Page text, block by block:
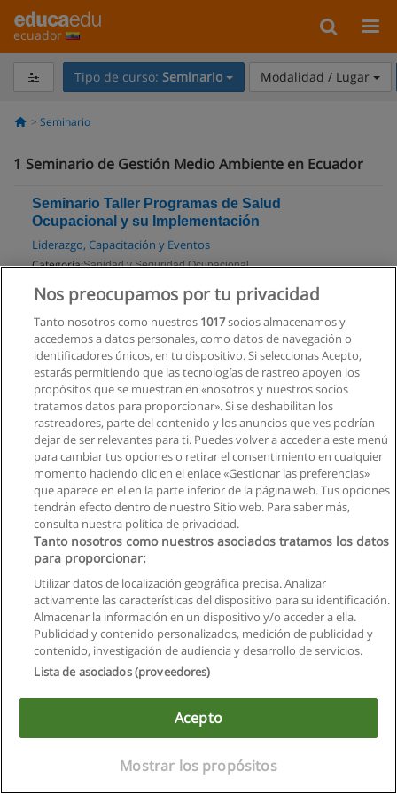
ecuador
Tipo de curso: Seminario Modalidad / Lugar
Seminario
1 Seminario de Gestión Medio Ambiente en Ecuador
Seminario Taller Programas de Salud
Ocupacional y su Implementación
Liderazgo, Capacitación y Eventos
Categoría:Sanidad y Seguridad Ocupacional
Modalidad:
Solicita información
Reglas de uso
Contactar con Educaedu
Copyright © Educaedu Business S.L. - CIF : B-95610580: -
www.educaedu.com.ec
Nos preocupamos por tu privacidad
Tanto nosotros como nuestros 1017socios almacenamos y
accedemos a datos personales, como datos de navegación o
identificadores únicos, en tu dispositivo. Si seleccionas Acepto,
estarás permitiendo que las tecnologías de rastreo apoyen los
propósitos que se muestran en «nosotros y nuestros socios
tratamos datos para proporcionar». Si se deshabilitan los
rastreadores, parte del contenido y los anuncios que ves podrían
dejar de ser relevantes para ti. Puedes volver a acceder a este menú
para cambiar tus opciones o retirar el consentimiento en cualquier
momento haciendo clic en el enlace «Gestionar las preferencias»
que aparece en el en la parte inferior de la página web. Tus opciones
tendrán efecto dentro de nuestro Sitio web. Para saber más,
consulta nuestra política de privacidad.
Tanto nosotros como nuestros asociados tratamos los datos
para proporcionar:
Utilizar datos de localización geográfica precisa. Analizar
activamente las características del dispositivo para su identificación.
Almacenar la información en un dispositivo y/o acceder a ella.
Publicidad y contenido personalizados, medición de publicidad y
contenido, investigación de audiencia y desarrollo de servicios.
Lista de asociados (proveedores)
Acepto
Mostrar los propósitos